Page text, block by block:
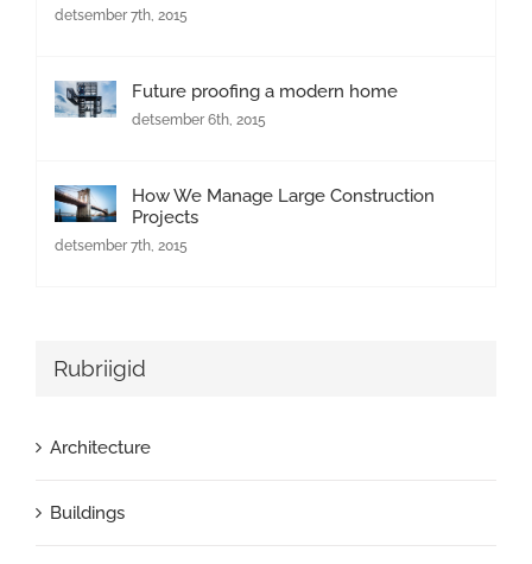
detsember 7th, 2015
Future proofing a modern home
detsember 6th, 2015
How We Manage Large Construction
Projects
detsember 7th, 2015
Rubriigid
Architecture
Buildings